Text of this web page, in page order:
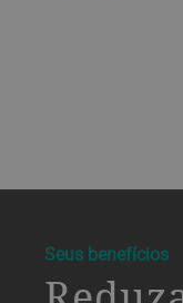
a decorativeSeus benefícios